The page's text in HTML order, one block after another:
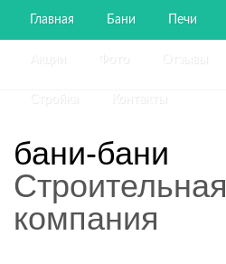
Главная Бани Печи
бани-бани
Строительная
компания